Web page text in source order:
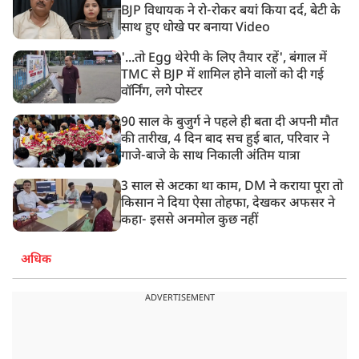
BJP विधायक ने रो-रोकर बयां किया दर्द, बेटी के
साथ हुए धोखे पर बनाया Video
'...तो Egg थेरेपी के लिए तैयार रहें', बंगाल में
TMC से BJP में शामिल होने वालों को दी गई
वॉर्निंग, लगे पोस्टर
90 साल के बुजुर्ग ने पहले ही बता दी अपनी मौत
की तारीख, 4 दिन बाद सच हुई बात, परिवार ने
गाजे-बाजे के साथ निकाली अंतिम यात्रा
3 साल से अटका था काम, DM ने कराया पूरा तो
किसान ने दिया ऐसा तोहफा, देखकर अफसर ने
कहा- इससे अनमोल कुछ नहीं
अधिक
ADVERTISEMENT